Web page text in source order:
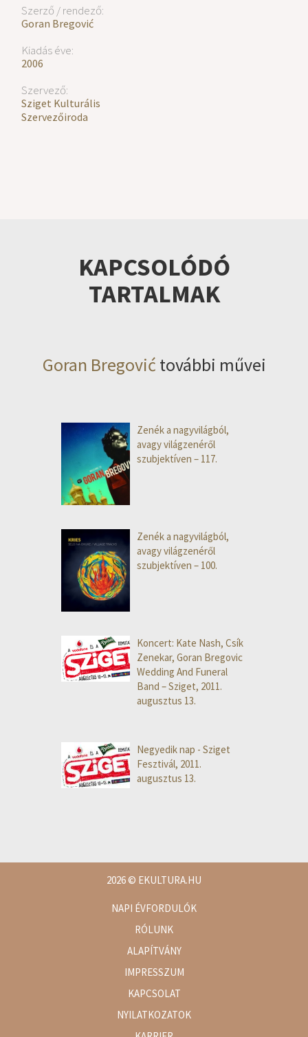
Szerző / rendező:
Goran Bregović
Kiadás éve:
2006
Szervező:
Sziget Kulturális
Szervezőiroda
KAPCSOLÓDÓ
TARTALMAK
Goran Bregović további művei
Zenék a nagyvilágból,
avagy világzenéről
szubjektíven – 117.
Zenék a nagyvilágból,
avagy világzenéről
szubjektíven – 100.
Koncert: Kate Nash, Csík
Zenekar, Goran Bregovic
Wedding And Funeral
Band – Sziget, 2011.
augusztus 13.
Negyedik nap - Sziget
Fesztivál, 2011.
augusztus 13.
2026© EKULTURA.HU
NAPI ÉVFORDULÓK
RÓLUNK
ALAPÍTVÁNY
IMPRESSZUM
KAPCSOLAT
NYILATKOZATOK